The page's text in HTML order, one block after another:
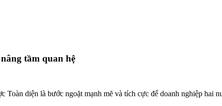
tầm quan hệ
diện là bước ngoặt mạnh mẽ và tích cực để doanh nghiệp hai